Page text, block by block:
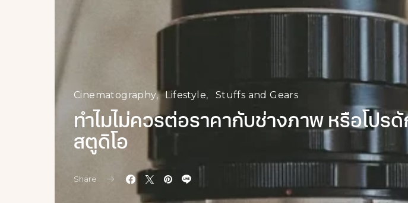
Cinematography Lifestyle Stuffs and Gears
ทำไมไม่ควรต่อราคากับช่างภาพ หรือโปร
สตูดิโอ
Share